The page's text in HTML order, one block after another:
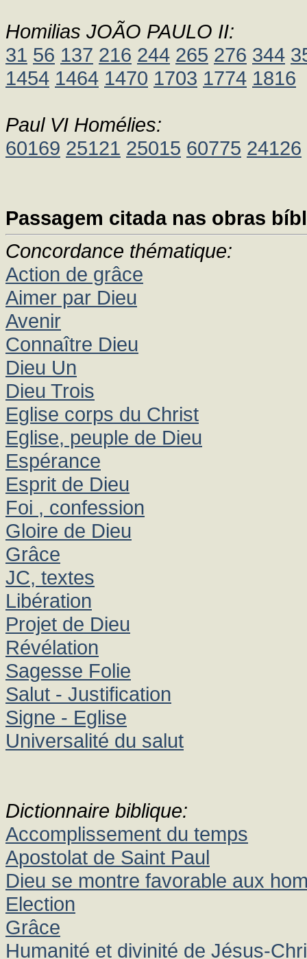
Homilias JOÃO PAULO II:
31 56 137 216 244 265 276 344
1454 1464 1470 1703 1774 1816
Paul VI Homélies:
60169 25121 25015 60775 24126
Passagem citada nas obras
Concordance thématique:
Action de grâce
Aimer par Dieu
Avenir
Connaître Dieu
Dieu Un
Dieu Trois
Eglise corps du Christ
Eglise, peuple de Dieu
Espérance
Esprit de Dieu
Foi , confession
Gloire de Dieu
Grâce
JC, textes
Libération
Projet de Dieu
Révélation
Sagesse Folie
Salut - Justification
Signe - Eglise
Universalité du salut
Dictionnaire biblique:
Accomplissement du temps
Apostolat de Saint Paul
Dieu se montre favorable aux
Election
Grâce
Humanité et divinité de Jésus-